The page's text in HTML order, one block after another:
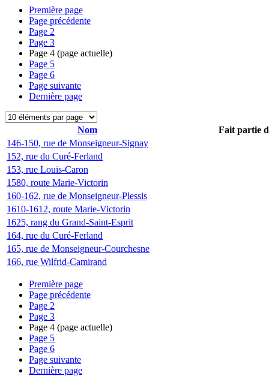
Première page
Page précédente
Page 2
Page 3
Page 4 (page actuelle)
Page 5
Page 6
Page suivante
Dernière page
Nom
Fait partie
146-150, rue de Monseigneur-Signay
152, rue du Curé-Ferland
153, rue Louis-Caron
1580, route Marie-Victorin
160-162, rue de Monseigneur-Plessis
1610-1612, route Marie-Victorin
1625, rang du Grand-Saint-Esprit
164, rue du Curé-Ferland
165, rue de Monseigneur-Courchesne
166, rue Wilfrid-Camirand
Première page
Page précédente
Page 2
Page 3
Page 4 (page actuelle)
Page 5
Page 6
Page suivante
Dernière page